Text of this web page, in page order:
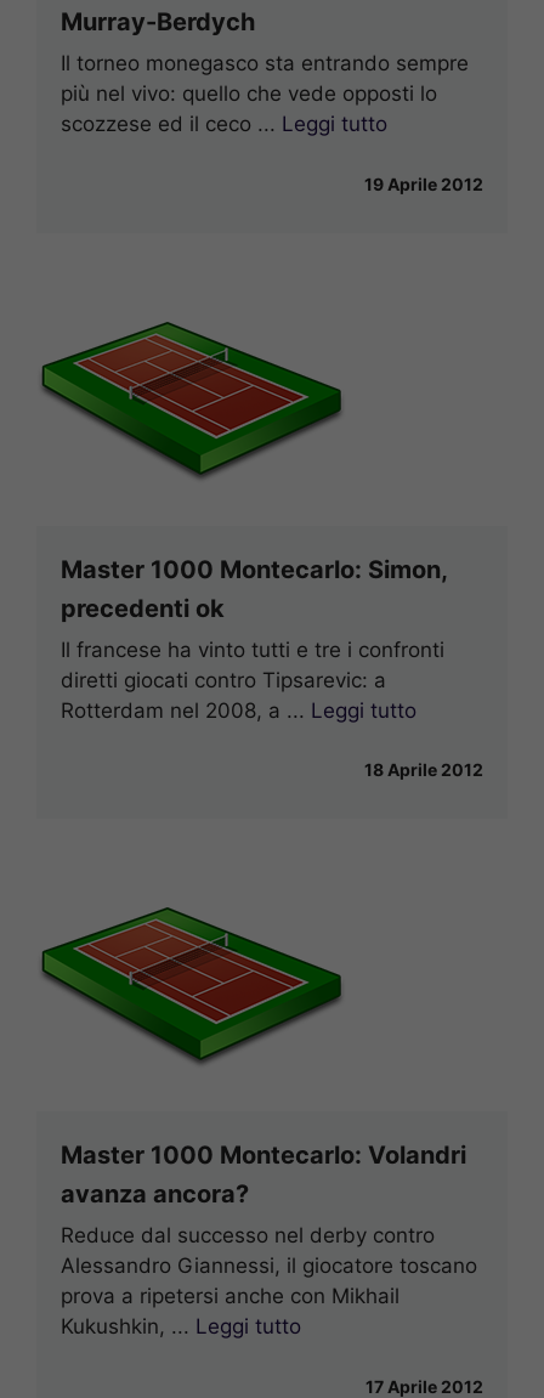
Murray-Berdych
Il torneo monegasco sta entrando sempre
più nel vivo: quello che vede opposti lo
scozzese ed il ceco ... Leggi tutto
19 Aprile 2012
Master 1000 Montecarlo: Simon,
precedenti ok
Il francese ha vinto tutti e tre i confronti
diretti giocati contro Tipsarevic: a
Rotterdam nel 2008, a ... Leggi tutto
18 Aprile 2012
Master 1000 Montecarlo: Volandri
avanza ancora?
Reduce dal successo nel derby contro
Alessandro Giannessi, il giocatore toscano
prova a ripetersi anche con Mikhail
Kukushkin, ... Leggi tutto
17 Aprile 2012